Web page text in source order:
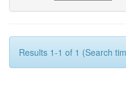
Results 1-1 of 1 (Search